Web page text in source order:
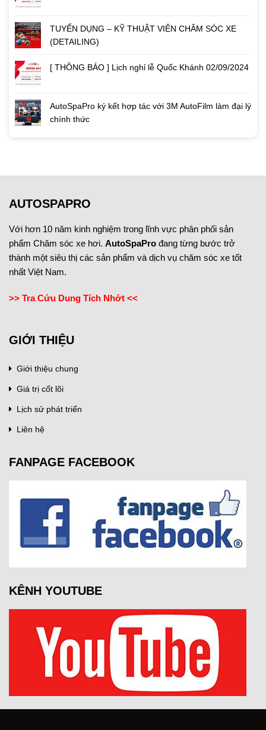
TUYỂN DỤNG – KỸ THUẬT VIÊN CHĂM SÓC XE
(DETAILING)
[ THÔNG BÁO ] Lịch nghỉ lễ Quốc Khánh 02/09/2024
AutoSpaPro ký kết hợp tác với 3M AutoFilm làm đại lý
chính thức
AUTOSPAPRO
Với hơn 10 năm kinh nghiệm trong lĩnh vực phân phối sản
phẩm Chăm sóc xe hơi. AutoSpaPro đang từng bước trở
thành một siêu thị các sản phẩm và dịch vụ chăm sóc xe tốt
nhất Việt Nam.
>> Tra Cứu Dung Tích Nhớt <<
GIỚI THIỆU
Giới thiệu chung
Giá trị cốt lõi
Lịch sử phát triển
Liên hệ
FANPAGE FACEBOOK
KÊNH YOUTUBE